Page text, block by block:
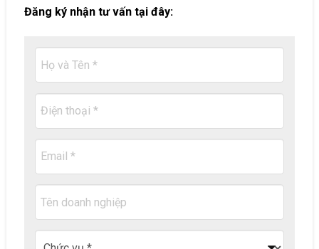
Đăng ký nhận tư vấn tại đây: